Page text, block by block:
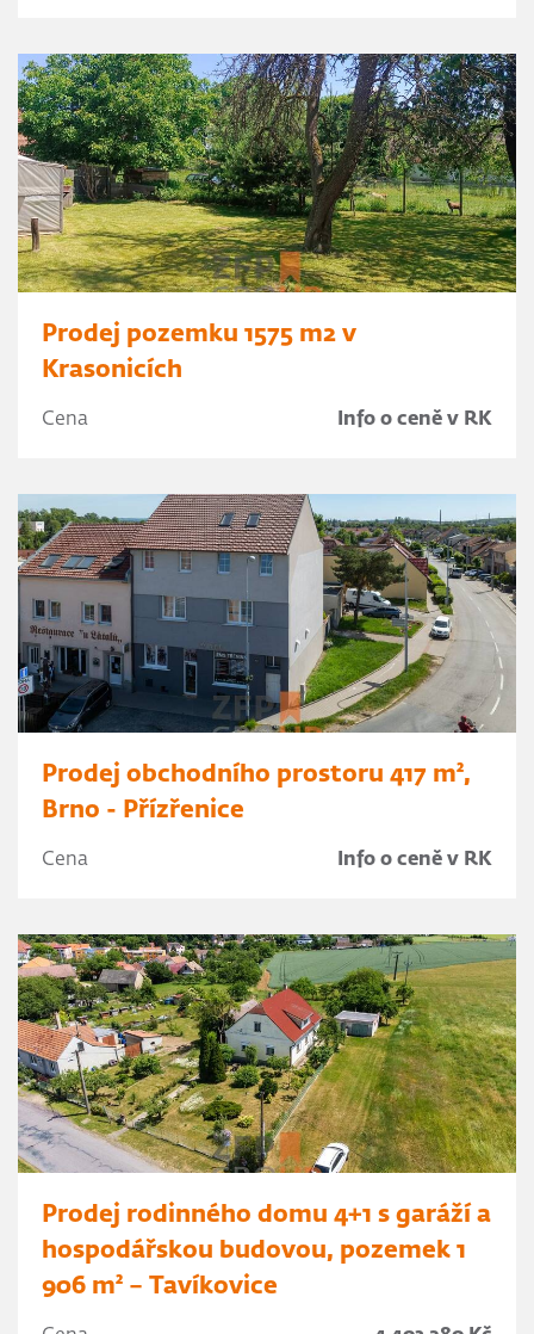
Prodej pozemku 1575 m2 v
Krasonicích
Cena Info o ceně v RK
Prodej obchodního prostoru 417 m²,
Brno - Přízřenice
Cena Info o ceně v RK
Prodej rodinného domu 4+1 s garáží a
hospodářskou budovou, pozemek 1
906 m² – Tavíkovice